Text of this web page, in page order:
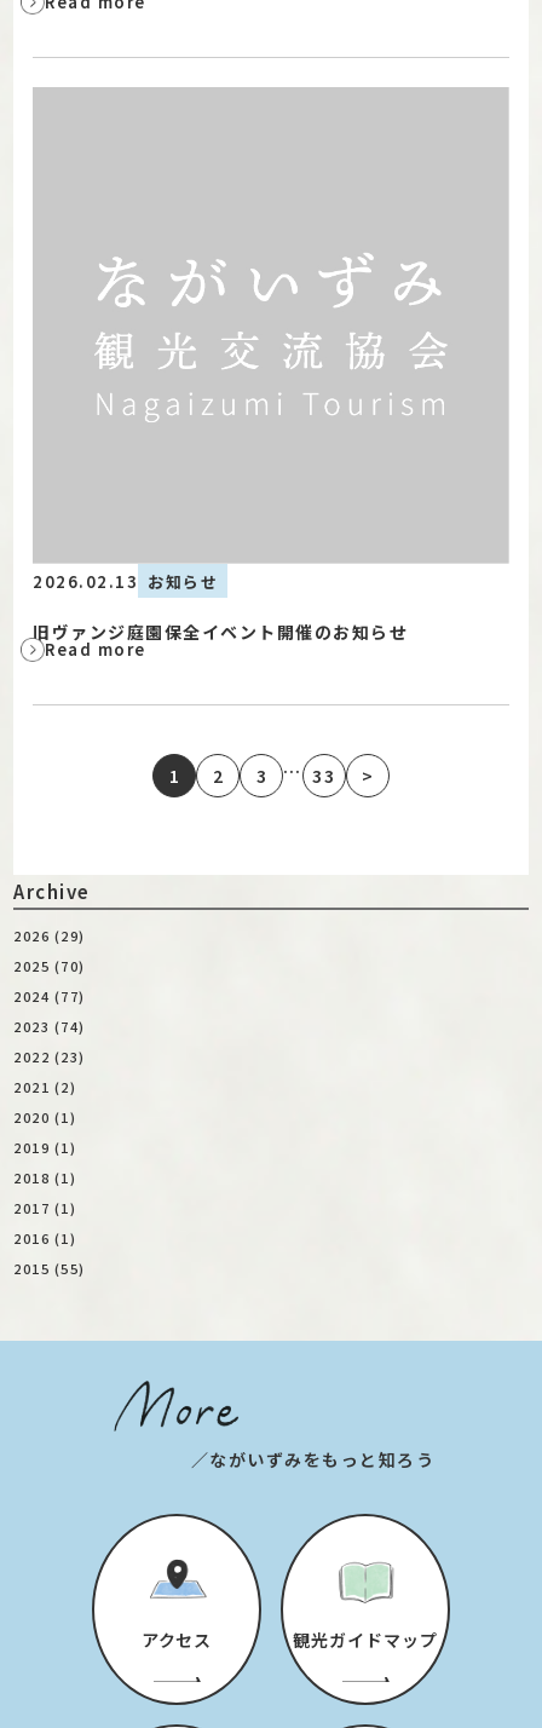
2026.02.13 お知らせ
旧ヴァンジ庭園保全イベント開催のお知らせ
Read more
1 2 3 … 33 >
Archive
2026 (29)
2025 (70)
2024 (77)
2023 (74)
2022 (23)
2021 (2)
2020 (1)
2019 (1)
2018 (1)
2017 (1)
2016 (1)
2015 (55)
／ながいずみをもっと知ろう
アクセス 観光ガイドマップ